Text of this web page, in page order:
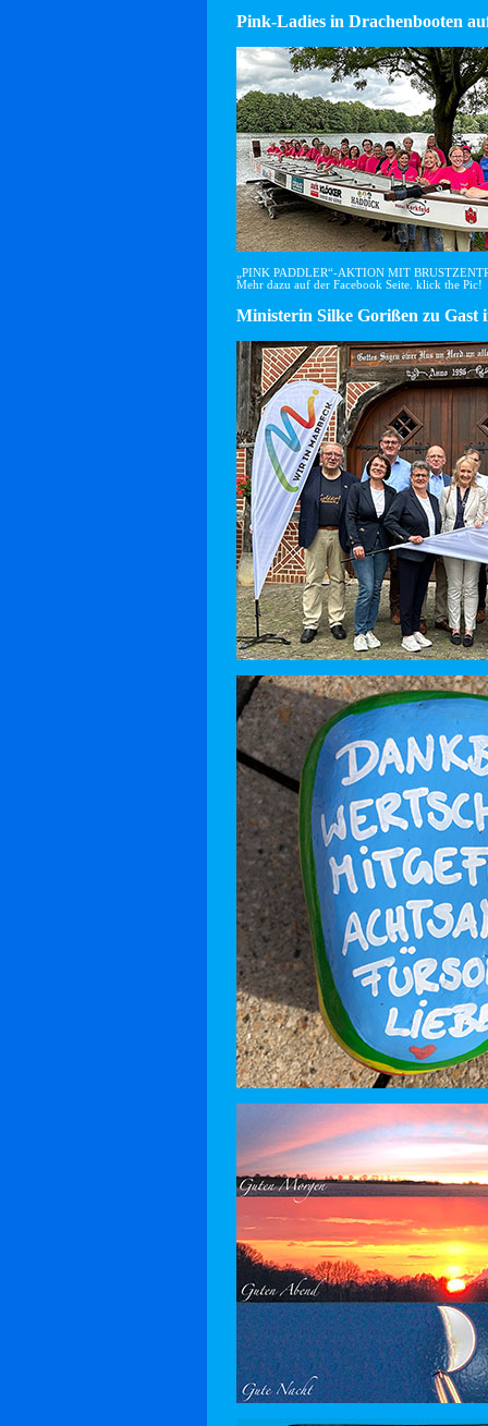
Pink-Ladies in Drachenbooten
„PINK PADDLER“-AKTION MIT
Mehr dazu auf der Facebook Seite. klick the Pic!
Ministerin Silke Gorißen zu Gast